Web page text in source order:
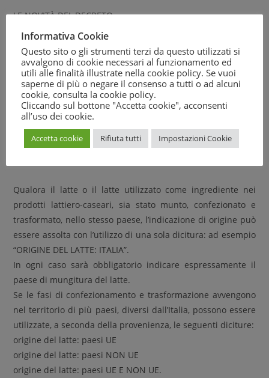
LE NOVITÀ DEL DECRETO
Il decreto in particolare prevede che il latte o i suoi derivati
dovranno avere obbligatoriamente indicata l’origine della
materia prima in etichetta con le seguenti diciture:
a) “paese di mungitura: nome del paese nel quale è stato
munto il latte”;
b) “paese di confezionamento: nome del paese in cui il
prodotto è stato confezionato”;
c) “paese di trasformazione: nome del paese nel quale è
Qualora il latte o il latte utilizzato come ingrediente nei
prodotti lattiero-caseari, sia stato munto, confezionato e
trasformato, nello stesso paese, l’indicazione di origine può
essere assolta con l’utilizzo di una sola dicitura: ad esempio
“ORIGINE DEL LATTE: ITALIA”.
In ogni caso sarà obbligatorio indicare espressamente il
paese di mungitura del latte.
Se le fasi di confezionamento e trasformazione avvengono
nel territorio di più paesi, diversi dall’Italia, possono essere
utilizzate, a seconda della provenienza, le seguenti diciture:
origine del latte: paesi UE
origine del latte: paesi NON UE
origine del latte: paesi UE E NON UE.
Informativa Cookie
Questo sito o gli strumenti terzi da questo utilizzati si
avvalgono di cookie necessari al funzionamento ed
utili alle finalità illustrate nella cookie policy. Se vuoi
saperne di più o negare il consenso a tutti o ad alcuni
cookie, consulta la cookie policy.
Cliccando sul bottone "Accetta cookie", acconsenti
all’uso dei cookie.
Accetta cookie Rifiuta tutti Impostazioni Cookie